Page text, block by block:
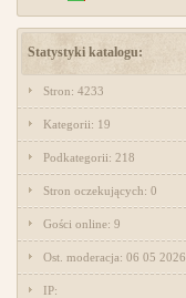
Statystyki katalogu:
Stron: 4233
Kategorii: 19
Podkategorii: 218
Stron oczekujących: 0
Gości online: 9
Ost. moderacja: 06 05 2026
IP: